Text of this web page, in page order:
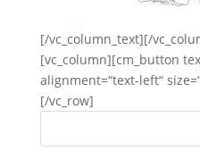
[/vc_column_text][/
[vc_column][cm_button
alignment=“text-left“
[/vc_row]